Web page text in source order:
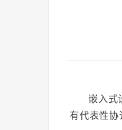
嵌入式
有代表性协